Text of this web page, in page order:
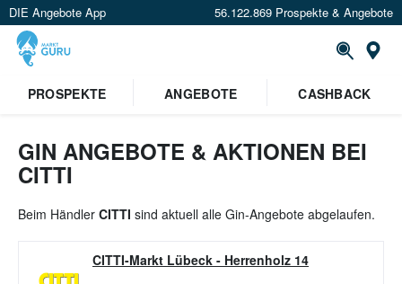
DIE Angebote App 56.122.869 Prospekte & Angebote
PROSPEKTE ANGEBOTE CASHBACK
GIN ANGEBOTE & AKTIONEN BEI
CITTI
Beim Händler CITTI sind aktuell alle Gin-Angebote abgelaufen.
CITTI-Markt Lübeck - Herrenholz 14